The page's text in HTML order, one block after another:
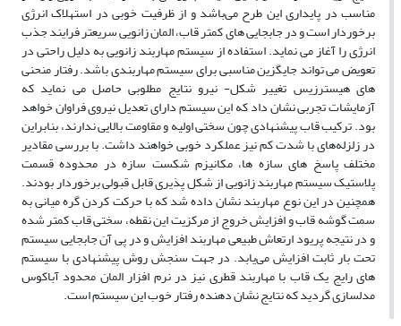
مناسب در پایداری این طرح می‌باشد و از ظرفیت خوبی در استهلاک انرژی
برخوردار است و در جابجایی های کمتر قاب، المان زانویی سریعتر فرایند جذب
انرژی را آغاز می نماید. استفاده از سیستم مهاربند زانویی به دلیل راحتی در
تعویض می تواند جایگزین مناسبی برای سیستم مهاربندی باشد. رفتار منحنی
های هیسترزیس تغییر شکل- نیرو نتایج مطلوبی حاصل می نماید که
آزمایشات تجربی نشان داد که این سیستم دارای تعدیل نیروی فراوان خواهد
بود. ترکیب قاب پیشنهادی چون سختی اولیه و مقاومت بالایی ندارند، بنابراین
در زلزله‌های با شدت کم نیز عملکرد خوبی خواهند داشت. با بررسی مقادیر
مختلف پاسخ های سازه ها، مکانیزم شکست سازه در محدوده قسمت
پلاستیک سیستم مهاربند زانویی از شکل پذیری قابل قبولی برخوردار بودند.
همچنین در این نوع مهاربند نشان داده شد که با حرکت کردن گره میانی به
سمت گوشه قاب و افزایش خروج از مرکزیت این نقطه، سختی قاب کمتر شده
و در نتیجه پریود ارتعاش طبیعی مهاربند افزایش و در پی آن جابجایی سیستم
تحت بار ثابت افزایش می‌یابد. در جهت سنجش روش پیشنهادی با سیستم
های رایج یک قاب با مهاربند قطری نیز در نرم افزار المان محدود آباکوس
مدلسازی گردید که نتایج نشان دهنده رفتار خوب این سیستم است.